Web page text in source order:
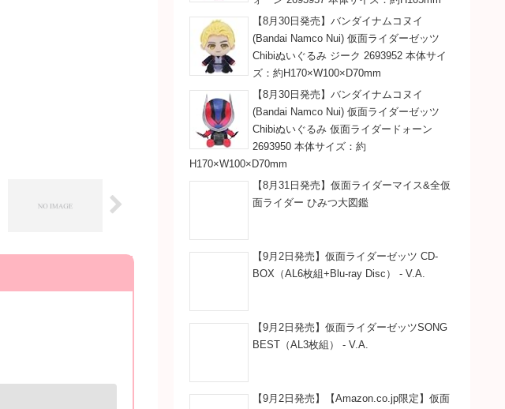
【8月30日発売】バンダイナムコヌイ
(Bandai Namco Nui) 仮面ライダーゼッツ
Chibiぬいぐるみ ジーク 2693952 本体サイ
ズ：約H170×W100×D70mm
【8月30日発売】バンダイナムコヌイ
(Bandai Namco Nui) 仮面ライダーゼッツ
Chibiぬいぐるみ 仮面ライダードォーン
2693950 本体サイズ：約
H170×W100×D70mm
【8月31日発売】仮面ライダーマイス&全仮
面ライダー ひみつ大図鑑
【9月2日発売】仮面ライダーゼッツ CD-
BOX（AL6枚組+Blu-ray Disc） - V.A.
【9月2日発売】仮面ライダーゼッツSONG
BEST（AL3枚組） - V.A.
【9月2日発売】【Amazon.co.jp限定】仮面